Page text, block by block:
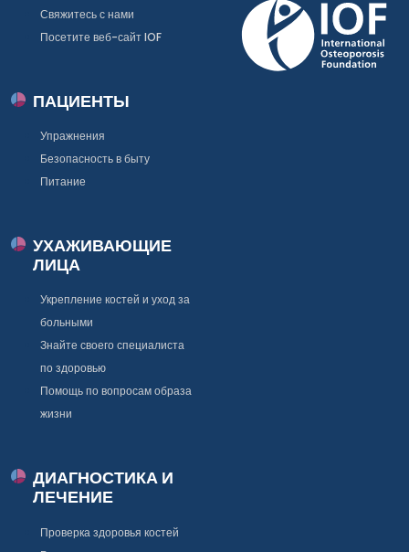
Свяжитесь с нами
Посетите веб-сайт IOF
ПАЦИЕНТЫ
Упражнения
Безопасность в быту
Питание
УХАЖИВАЮЩИЕ
ЛИЦА
Укрепление костей и уход за
больными
Знайте своего специалиста
по здоровью
Помощь по вопросам образа
жизни
ДИАГНОСТИКА И
ЛЕЧЕНИЕ
Проверка здоровья костей